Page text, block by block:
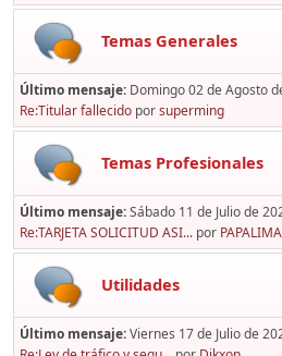
Temas Generales
Último mensaje: Domingo 02 de Agosto
Re:Titular fallecido porsuperming
Temas Profesionales
Último mensaje:Sábado 11 de Julio de
Re:TARJETA SOLICITUD ASI... por
Utilidades
Último mensaje:Viernes 17 de Julio de